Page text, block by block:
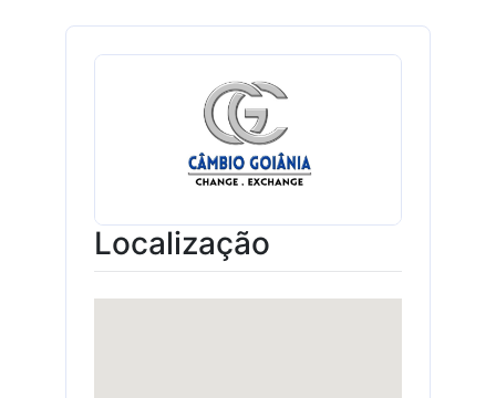
Localização